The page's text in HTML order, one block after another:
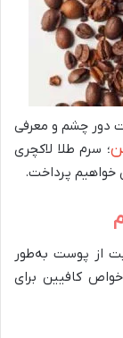
دور چشم و معرفی
؛ سرم طلا لاکچری
پرداخت.
از پوست به‌طور
خواص کافیین برای